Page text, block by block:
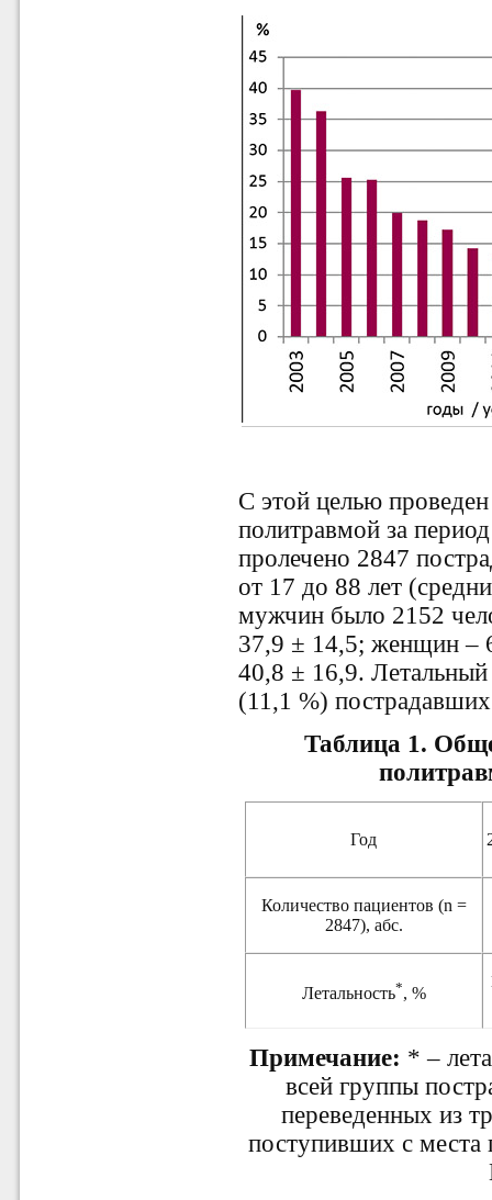
С этой целью проведен
политравмой за
пролечено 2847
от 17 до 88 лет
мужчин было 2152
37,9 ± 14,5; женщин –
40,8 ± 16,9.
(11,1 %)
Таблица 1.
Год
Количество пациентов (n =
2847), абс.
Летальность*, %
Примечание: * –
всей группы
переведенных из
поступивших с